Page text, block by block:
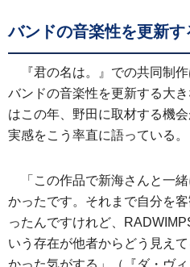
バンドの音楽性を更新す
『君の名は。』での共同制
バンドの音楽性を更新する大
はこの年、野田に取材する機
実感をこう率直に語っている。
「この作品で新海さんと一
かったです。それまで自分を
ったんですけれど、
いう存在が他者からどう見え
かった気がする」（『ダ・ヴィ